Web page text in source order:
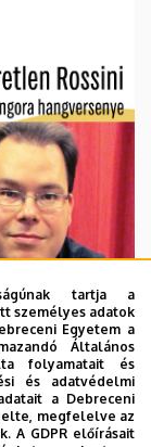
tartja a
személyes adatok
Egyetem a
Általános
folyamatait és
és adatvédelmi
a Debreceni
megfelelve az
A GDPR előírásait